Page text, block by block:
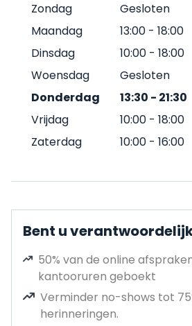
Zondag
Gesloten
Maandag
13:00 - 18:00
Dinsdag
10:00 - 18:00
Woensdag
Gesloten
Donderdag
13:30 - 21:30
Vrijdag
10:00 - 18:00
Zaterdag
10:00 - 16:00
Bent u
50% van de online
kantooruren geboekt
Verminder no-shows tot
herinneringen.